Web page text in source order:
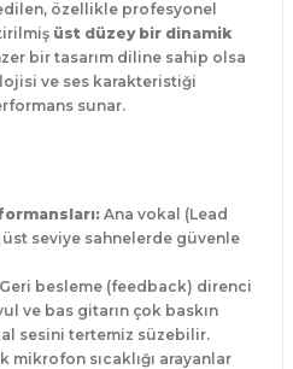
özellikle profesyonel
üst düzey bir dinamik
bir tasarım diline sahip olsa
ve ses karakteristiği
sunar.
Ana vokal (Lead
seviye sahnelerde güvenle
Geri besleme (feedback) direnci
ve bas gitarın çok baskın
sesini tertemiz süzebilir.
mikrofon sıcaklığı arayanlar